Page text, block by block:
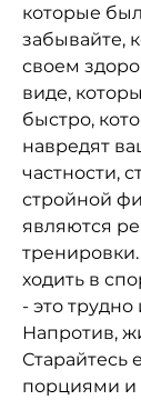
которые
забывайте,
своем
виде,
быстро,
навредят
частности,
стройной
являются
ходить в
- это
Напротив,
Старайтесь
порциями и